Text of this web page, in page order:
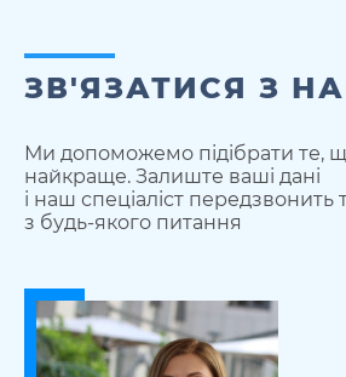
ЗВ'ЯЗАТИСЯ З
Ми допоможемо підібрати те,
найкраще. Залиште ваші дані
і наш спеціаліст передзвонить
з будь-якого питання